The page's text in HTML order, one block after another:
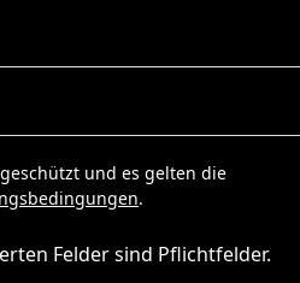
geschützt und es gelten die
.
Felder sind Pflichtfelder.